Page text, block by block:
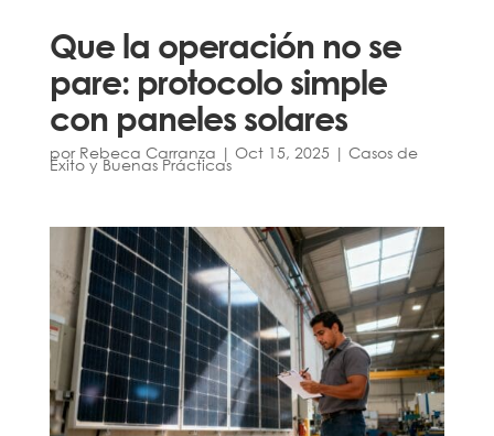
Que la operación no se
pare: protocolo simple
con paneles solares
por Rebeca Carranza | Oct 15, 2025 | Casos de
Éxito y Buenas Prácticas